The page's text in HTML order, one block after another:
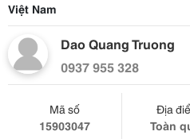
Việt Nam
Dao Quang Truong
0937 955 328
Mã số
15903047
Địa
Toàn